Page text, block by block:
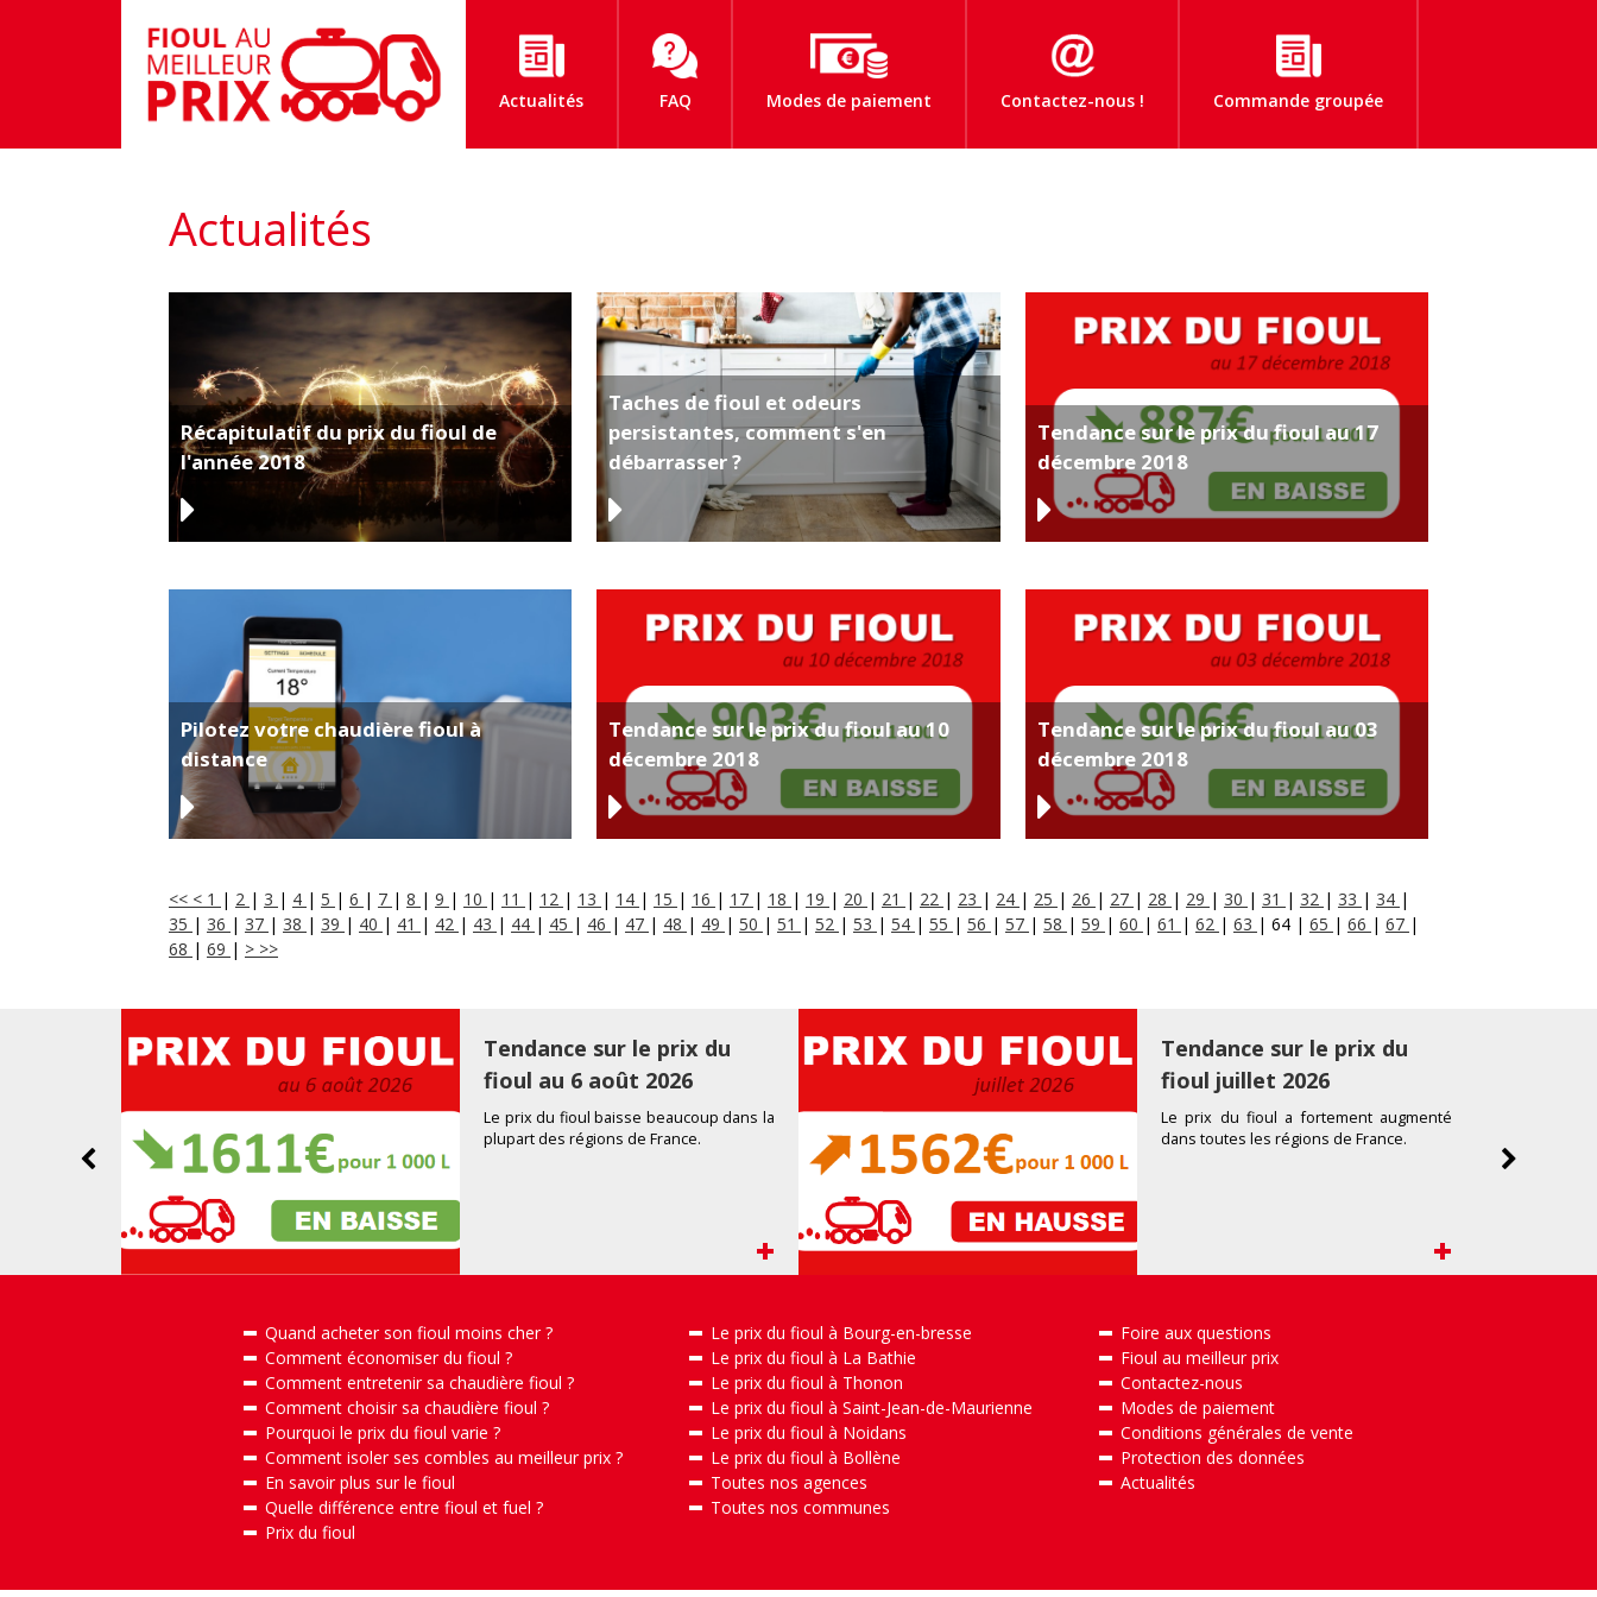
Actualités FAQ Modes de paiement Contactez-nous ! Commande groupée
Actualités
Récapitulatif du prix du fioul de
l'année 2018
Taches de fioul et odeurs
persistantes, comment s'en
débarrasser ?
Tendance sur le prix du fioul au 17
décembre 2018
Pilotez votre chaudière fioul à
distance
Tendance sur le prix du fioul au 10
décembre 2018
Tendance sur le prix du fioul au 03
décembre 2018
<< < 1 | 2 | 3 | 4 | 5 | 6 | 7 | 8 | 9 | 10 | 11 | 12 | 13 | 14 | 15 | 16 | 17 | 18 | 19 | 20 | 21 | 22 | 23 | 24 | 25 | 26 | 27 | 28 | 29 | 30 | 31 | 32 | 33 | 34 |
35 | 36 | 37 | 38 | 39 | 40 | 41 | 42 | 43 | 44 | 45 | 46 | 47 | 48 | 49 | 50 | 51 | 52 | 53 | 54 | 55 | 56 | 57 | 58 | 59 | 60 | 61 | 62 | 63 | 64 | 65 | 66 | 67 |
68 | 69 | > >>
Tendance sur le prix du
fioul au 6 août 2026
Le prix du fioulbaisse beaucoup dans la
plupart des régions de France.
+
Tendance sur le prix du
fioul juillet 2026
Le prix du fioul a fortement augmenté
dans toutes les régions de France.
+
Quand acheter son fioul moins cher ?
Comment économiser du fioul ?
Comment entretenir sa chaudière fioul ?
Comment choisir sa chaudière fioul ?
Pourquoi le prix du fioul varie ?
Comment isoler ses combles au meilleur prix ?
En savoir plus sur le fioul
Quelle différence entre fioul et fuel ?
Prix du fioul
Le prix du fioul à Bourg-en-bresse
Le prix du fioul à La Bathie
Le prix du fioul à Thonon
Le prix du fioul à Saint-Jean-de-Maurienne
Le prix du fioul à Noidans
Le prix du fioul à Bollène
Toutes nos agences
Toutes nos communes
Foire aux questions
Fioul au meilleur prix
Contactez-nous
Modes de paiement
Conditions générales de vente
Protection des données
Actualités